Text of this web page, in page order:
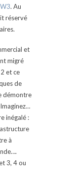
W3. Au
réservé
et
migré
et ce
de
démontre
Imaginez…
inégalé :
à
3, 4 ou